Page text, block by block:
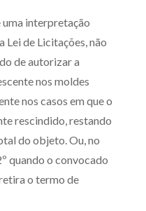
interpretação
de Licitações, não
de autorizar a
nos moldes
nos casos em que o
rescindido, restando
do objeto. Ou, no
quando o convocado
o termo de